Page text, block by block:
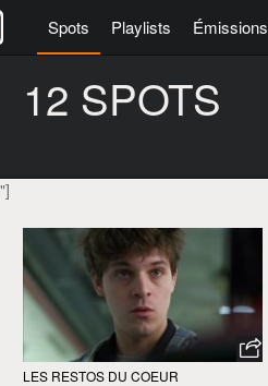
Spots Playlists Émissions
12 SPOTS
LES RESTOS DU COEUR